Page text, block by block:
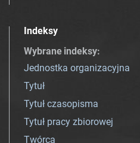
Indeksy
Wybrane indeksy:
Jednostka organizacyjna
Tytuł
Tytuł czasopisma
Tytuł pracy zbiorowej
Twórca